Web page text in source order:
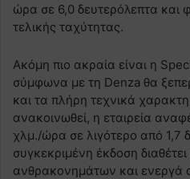
ώρα σε 6,0 δευτερόλεπτα και
τελικής ταχύτητας.
Ακόμη πιο ακραία είναι η
σύμφωνα με τη Denza θα
και τα πλήρη τεχνικά
ανακοινωθεί, η εταιρεία
χλμ./ώρα σε λιγότερο από 1,7
συγκεκριμένη έκδοση
ανθρακονημάτων και ενεργά